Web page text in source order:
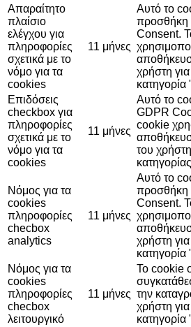
Απαραίτητο
πλαίσιο
ελέγχου για
πληροφορίες
σχετικά με το
νόμο για τα
cookies
11 μήνες
Αυτό το
προσθήκη
Consent.
χρήστη
κατηγορία
Επιδόσεις
checkbox για
πληροφορίες
σχετικά με το
νόμο για τα
cookies
11 μήνες
Αυτό το
GDPR
cookie
του
Νόμος για τα
cookies
πληροφορίες
checbox
analytics
11 μήνες
Αυτό το
προσθήκη
Consent.
χρήστη
κατηγορία
Νόμος για τα
cookies
πληροφορίες
checbox
λειτουργικό
11 μήνες
Το cookie
την
χρήστη
κατηγορία